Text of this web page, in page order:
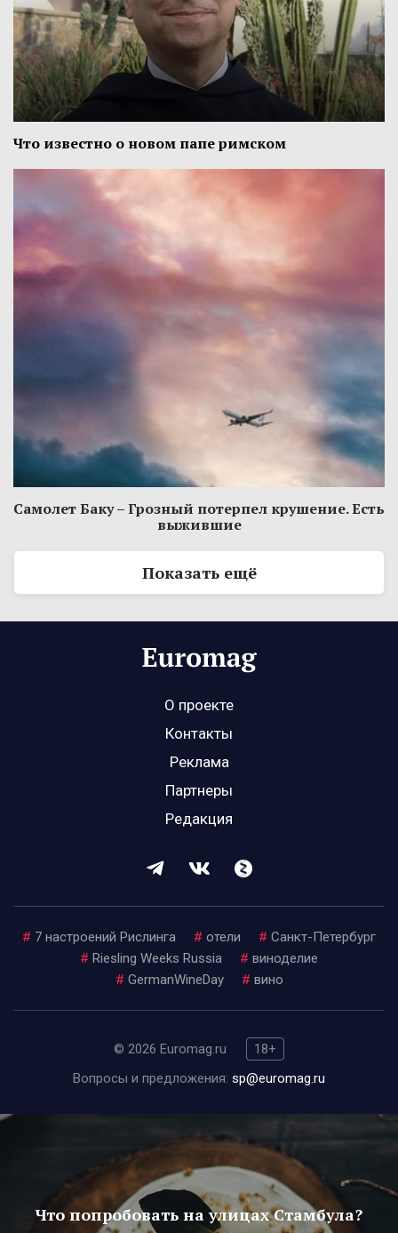
Что известно о новом папе римском
Самолет Баку – Грозный потерпел крушение. Есть
выжившие
Показать ещё
О проекте
Контакты
Реклама
Партнеры
Редакция
# 7 настроений Рислинга # отели # Санкт-Петербург
# Riesling Weeks Russia # виноделие
# GermanWineDay # вино
© 2026 Euromag.ru
18+
Вопросы и предложения: sp@euromag.ru
Что попробовать на улицах Стамбула?